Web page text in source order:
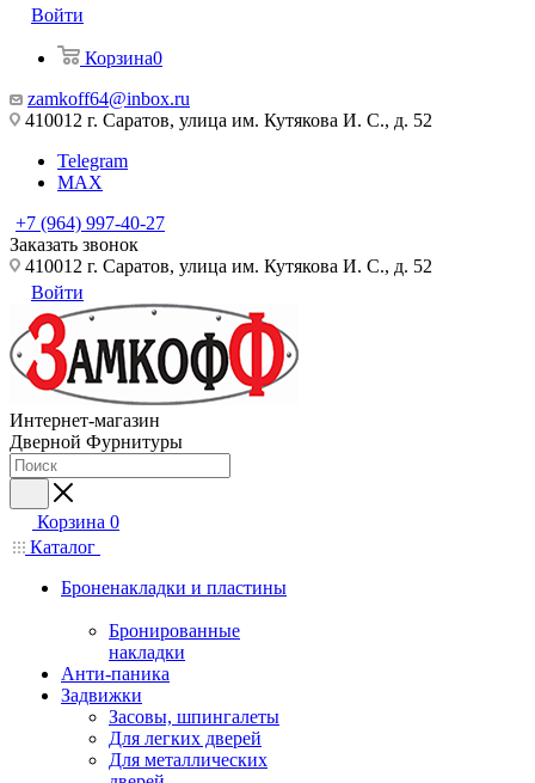
Войти
Корзина0
zamkoff64@inbox.ru
410012 г. Саратов, улица им. Кутякова И. С., д. 52
Telegram
MAX
+7 (964) 997-40-27
Заказать звонок
410012 г. Саратов, улица им. Кутякова И. С., д. 52
Войти
Интернет-магазин
Дверной Фурнитуры
Корзина 0
Каталог
Броненакладки и пластины
Бронированные
накладки
Анти-паника
Задвижки
Засовы, шпингалеты
Для легких дверей
Для металлических